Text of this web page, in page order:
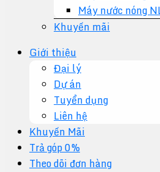
Máy nước nóng
Khuyến mãi
Giới thiệu
Đại lý
Dự án
Tuyển dụng
Liên hệ
Khuyến Mãi
Trả góp 0%
Theo dõi đơn hàng